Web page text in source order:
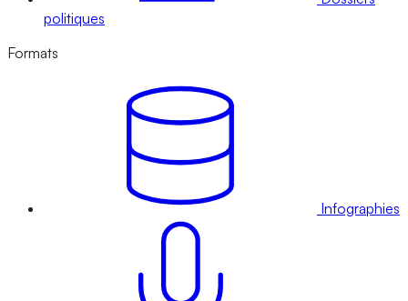
politiques
Formats
Infographies